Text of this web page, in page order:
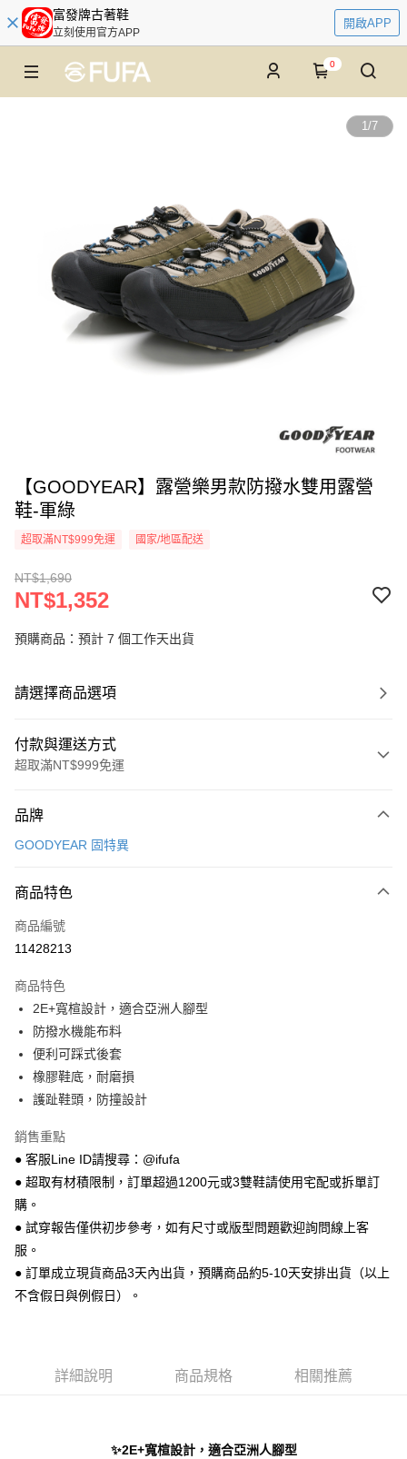
富發牌古著鞋
立刻使用官方APP
開啟APP
0
1/7
【GOODYEAR】露營樂男款防撥水雙用露營
鞋-軍綠
超取滿NT$999免運 國家/地區配送
NT$1,690
NT$1,352
預購商品：預計 7 個工作天出貨
請選擇商品選項
付款與運送方式
超取滿NT$999免運
信用卡一次付款
LINE Pay
Apple Pay
悠遊付
Google Pay
全盈+PAY
AFTEE先享後付
【關於「AFTEE先享後付」】
AFTEE先享後付是「在收到商品之後才付款」的支付方式。 讓您購物簡單
１．簡單：不需註冊會員、不需綁卡、不需儲值。
２．便利：只要手機號碼，簡訊認證，即可結帳。
３．安心：先確認商品／服務後，再付款。
【「AFTEE先享後付」結帳流程】
１．於結帳方式選擇「AFTEE先享後付」後，將跳轉至「AFTEE先享後付」
２．訂單成立數日內，您將收到繳費通知簡訊。
購買商品的店家。未經商家同意取消之訂單仍視為有效，需透過AFTEE先享
後付繳納相關費用。
ATM付款
運送方式
全家 取貨付款
每筆NT$70，滿NT$999(含以上)免運費
付款後 全家取貨
每筆NT$70，滿NT$999(含以上)免運費
品牌
GOODYEAR 固特異
商品特色
商品編號
11428213
商品特色
2E+寬楦設計，適合亞洲人腳型
防撥水機能布料
便利可踩式後套
橡膠鞋底，耐磨損
護趾鞋頭，防撞設計
銷售重點
● 客服Line ID請搜尋：@ifufa
● 超取有材積限制，訂單超過1200元或3雙鞋請使用宅配或拆單訂
購。
● 試穿報告僅供初步參考，如有尺寸或版型問題歡迎詢問線上客
服。
● 訂單成立現貨商品3天內出貨，預購商品約5-10天安排出貨（以上
不含假日與例假日）。
詳細說明 商品規格 相關推薦
✨2E+寬楦設計，適合亞洲人腳型